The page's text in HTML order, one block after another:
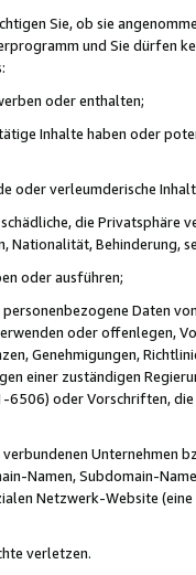
Sie, ob sie
und Sie dürfen
oder enthalten;
Inhalte haben oder
oder verleumderische
die Privatsphäre
Nationalität, Behinderung,
oder ausführen;
Daten
oder offenlegen,
Genehmigungen,
einer zuständigen
6506) oder Vorschriften,
Unternehmen
Namen, Subdomain-
Netzwerk-Website
verletzen.